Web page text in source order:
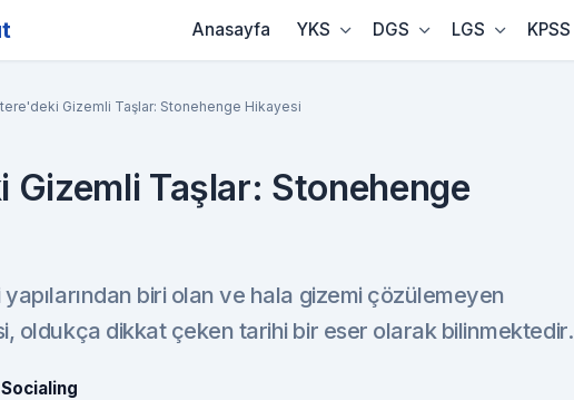
Anasayfa YKS DGS LGS KPSS
Gizemli Taşlar: Stonehenge Hikayesi
Gizemli Taşlar: Stonehenge
yapılarından biri olan ve hala gizemi çözülemeyen
oldukça dikkat çeken tarihi bir eser olarak bilinmektedir.
Socialing